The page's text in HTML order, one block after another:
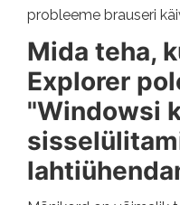
probleeme brauseri
Mida teha,
Explorer
"Windowsi